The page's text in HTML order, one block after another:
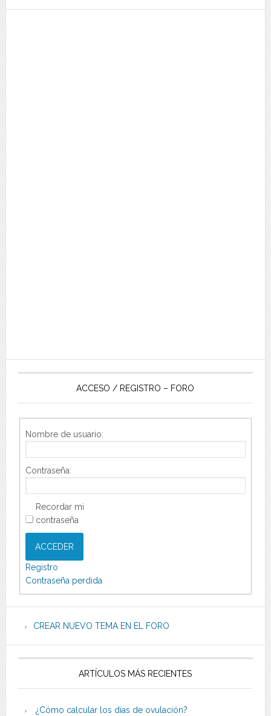
ACCESO / REGISTRO – FORO
Nombre de usuario:
Contraseña:
Recordar mi
contraseña
ACCEDER
Registro
Contraseña perdida
CREAR NUEVO TEMA EN EL FORO
ARTÍCULOS MÁS RECIENTES
¿Cómo calcular los días de ovulación?